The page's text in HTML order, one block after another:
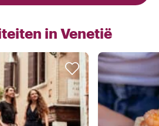
in Venetië